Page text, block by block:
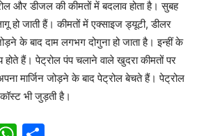
और डीजल की कीमतों में बदलाव होता है। सुबह
हो जाती हैं। कीमतों में एक्साइज ड्यूटी, डीलर
के बाद दाम लगभग दोगुना हो जाता है। इन्हीं के
हैं। पेट्रोल पंप चलाने वाले खुदरा कीमतों पर
मार्जिन जोड़ने के बाद पेट्रोल बेचते हैं। पेट्रोल
भी जुड़ती है।